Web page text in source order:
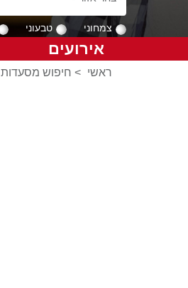
צמחוני טבעוני
אירועים
ראשי > חיפוש מסעדות